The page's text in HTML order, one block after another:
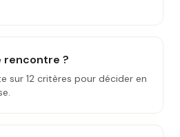
rencontre ?
sur 12 critères pour décider en